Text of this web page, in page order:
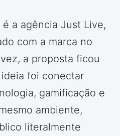
a agência Just Live,
com a marca no
a proposta ficou
ideia foi conectar
gamificação e
ambiente,
literalmente